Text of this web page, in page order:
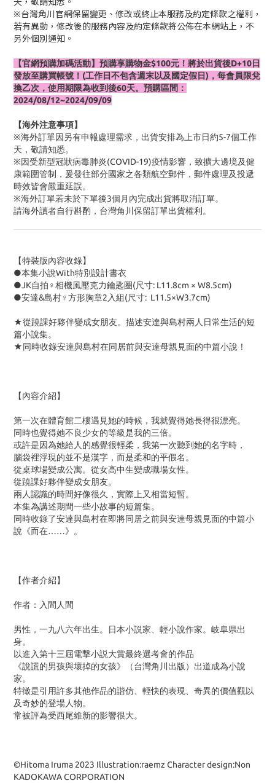
天，敬請知悉。
※台灣角川官網保留變更、修改或終止本服務及約定條款之權利，
若有異動，修改後的服務內容及約定條款將公佈在本網站上，不
另外個別通知。
【官網預購加碼活動】預購享購物金$100元！將於出貨後D+10日
發放至購買帳號！(工作日不包含週末以及國定假日)，每會員限兌
換乙次，使用期限為收到後60天。預購區間：
2024/08/12~2024/09/09
【海外注意事項】
※海外訂單因另有申報處理需求，出貨安排為上市日約5-7個工作
天，敬請知悉。
※因受新型冠狀病毒肺炎(COVID-19)疫情影響，致擴大邊境及健
康範圍管制，爰發往部分國家之各類航空郵件，郵件處理及投遞
時效皆會嚴重延誤。
※海外訂單若未於下單後3個月內完成出貨將取消訂單。
請海外讀者自行斟酌，台灣角川保留訂單出貨權利。
【特裝版內容收錄】
●本集小說With特別設計書衣
●JK自拍♀相機風壓克力鑰匙圈(尺寸: L11.8cm × W8.5cm)
●安達&島村♀方形胸章2入組(尺寸: L11.5×W3.7cm)
★從蹺課好夥伴變成女朋友。描述安達與島村兩人日常生活的短
篇小說集。
★同時收錄安達與島村在同居前與安達母親見面的中篇小說！
【內容介紹】
第一次在體育館二樓遇見她的時候，我就覺得她長得很漂亮。
同時也覺得她不良少女的等級是我的三倍。
或許是因為她給人的感覺很輕柔，我第一次聽到她的名字時，
腦袋裡浮現的並不是漢字，而是柔和的平假名。
從桌球場變成公寓。從女高中生變成職場女性。
從蹺課好夥伴變成女朋友。
兩人認識的時間好像很久，實際上又相當短暫。
本集為講述期間一些小故事的短篇集。
同時收錄了安達與島村在即將同居之前與安達母親見面的中篇小
說《而在……》。
【作者介紹】
作者：入間人間
男性，一九八六年出生。日本小説家、輕小說作家。岐阜県出
身。
以進入第十三屆電撃小説大賞最終選考會的作品
《說謊的男孩與壞掉的女孩》（台灣角川出版）出道成為小說
家。
特徵是引用許多其他作品的諧仿、輕快的表現、奇異的價值觀以
及奇妙的登場人物。
常被評為受西尾維新的影響很大。
©Hitoma Iruma 2023 Illustration:raemz Character design:Non
KADOKAWA CORPORATION